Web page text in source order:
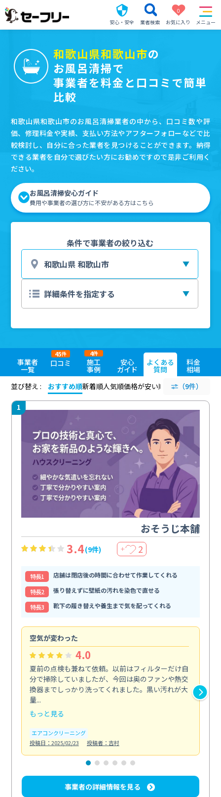
安心・安全 業者検索
0
お気に入り
メニュー
和歌山県和歌山市の
お風呂清掃で
事業者を料金と口コミで簡単
比較
和歌山県和歌山市のお風呂清掃業者の中から、口コミ数や評
価、修理料金や実績、支払い方法やアフターフォローなどで比
較検討し、自分に合った業者を見つけることができます。納得
できる業者を自分で選びたい方にお勧めですので是非ご利用く
ださい。
お風呂清掃安心ガイド
費用や事業者の選び方に不安がある方はこちら
条件で事業者の絞り込む
事業者
一覧
口コミ
45件
施工
事例
4件
安心
ガイド
よくある
質問
料金
相場
並び替え :
おすすめ順新着順人気順価格が安い順 評価が高い順
（9件）
1
おそうじ本舗
3.4(9件) ＋ 2
特⻑1
店舗は閉店後の時間に合わせて作業してくれる
特⻑2
張り替えずに壁紙の汚れを染色で直せる
特⻑3
靴下の履き替えや養生まで気を配ってくれる
空気が変わった
4.0
夏前の点検も兼ねて依頼。以前はフィルターだけ自
分で掃除していましたが、今回は奥のファンや熱交
換器までしっかり洗ってくれました。黒い汚れが大
量...
もっと見る
エアコンクリーニング
投稿日：2025/02/23
投稿者：吉村
事業者の詳細情報を見る